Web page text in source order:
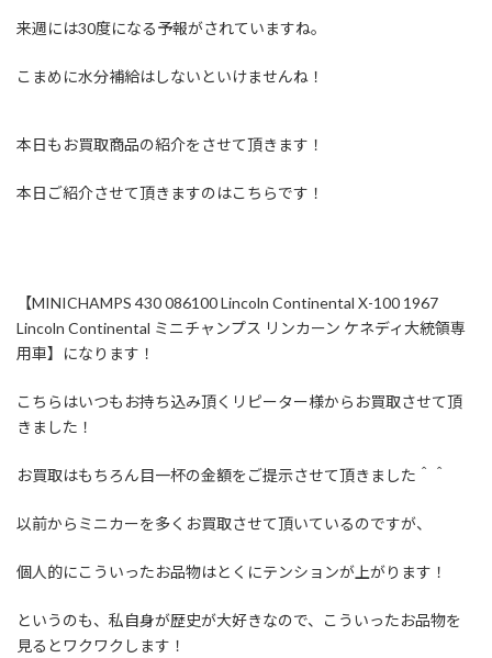
来週には30度になる予報がされていますね。
こまめに水分補給はしないといけませんね！
本日もお買取商品の紹介をさせて頂きます！
本日ご紹介させて頂きますのはこちらです！
【MINICHAMPS 430 086100 Lincoln Continental X-100 1967
Lincoln Continental ミニチャンプス リンカーン ケネディ大統領専
用車】になります！
こちらはいつもお持ち込み頂くリピーター様からお買取させて頂
きました！
お買取はもちろん目一杯の金額をご提示させて頂きました＾＾
以前からミニカーを多くお買取させて頂いているのですが、
個人的にこういったお品物はとくにテンションが上がります！
というのも、私自身が歴史が大好きなので、こういったお品物を
見るとワクワクします！